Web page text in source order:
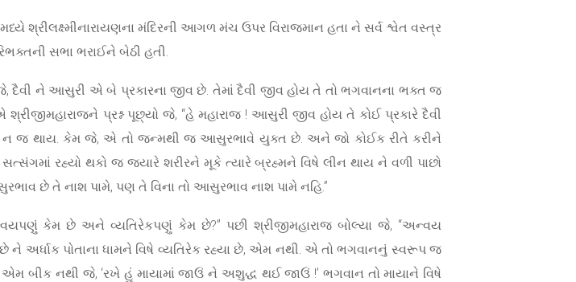
શ્રીલક્ષ્મીનારાયણના મંદિરની આગળ મંચ ઉપર વિરાજમાન હતા ને સર્વ શ્વેત વસ્ત્ર
સભા ભરાઈને બેઠી હતી.
દૈવી ને આસુરી એ બે પ્રકારના જીવ છે. તેમાં દૈવી જીવ હોય તે તો ભગવાનના ભક્ત જ
પ્રશ્ન પૂછ્યો જે, “હે મહારાજ ! આસુરી જીવ હોય તે કોઈ પ્રકારે દૈવી
ન જ થાય. કેમ જે, એ તો જન્મથી જ આસુરભાવે યુક્ત છે. અને જો કોઈક રીતે કરીને
રહ્યો થકો જ જ્યારે શરીરને મૂકે ત્યારે બ્રહ્મને વિષે લીન થાય ને વળી પાછો
છે તે નાશ પામે, પણ તે વિના તો આસુરભાવ નાશ પામે નહિ.”
કેમ છે અને વ્યતિરેકપણું કેમ છે?” પછી શ્રીજીમહારાજ બોલ્યા જે, “અન્વય
ને અર્ધાક પોતાના ધામને વિષે વ્યતિરેક રહ્યા છે, એમ નથી. એ તો ભગવાનનું સ્વરૂપ જ
નથી જે, ‘રખે હું માયામાં જાઉં ને અશુદ્ધ થઈ જાઉં !’ ભગવાન તો માયાને વિષે